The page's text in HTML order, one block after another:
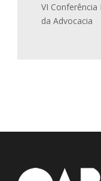
VI Conferência
da Advocacia